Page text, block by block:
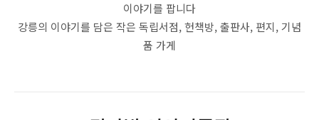
이야기를 팝니다
강릉의 이야기를 담은 작은 독립서점, 헌책방, 출판사, 편지, 기념
품 가게